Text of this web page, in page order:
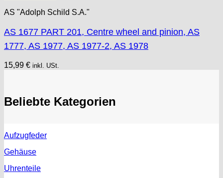
AS "Adolph Schild S.A."
AS 1677 PART 201, Centre wheel and pinion, AS
1777, AS 1977, AS 1977-2, AS 1978
15,99 € inkl. USt.
Beliebte Kategorien
Aufzugfeder
Gehäuse
Uhrenteile